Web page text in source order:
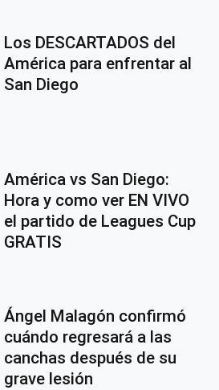
Los DESCARTADOS del
América para enfrentar al
San Diego
América vs San Diego:
Hora y como ver EN VIVO
el partido de Leagues Cup
GRATIS
Ángel Malagón confirmó
cuándo regresará a las
canchas después de su
grave lesión